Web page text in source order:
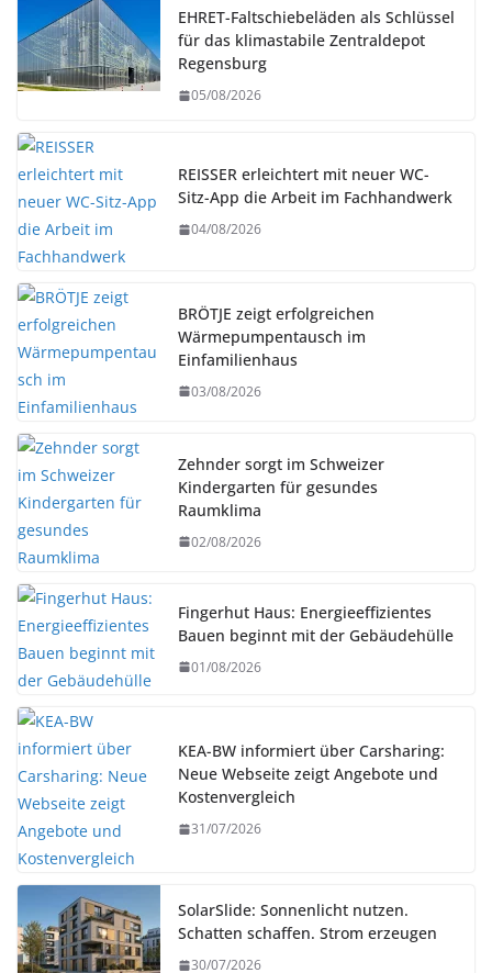
EHRET-Faltschiebeläden als Schlüssel
für das klimastabile Zentraldepot
Regensburg
05/08/2026
REISSER erleichtert mit neuer WC-
Sitz-App die Arbeit im Fachhandwerk
04/08/2026
BRÖTJE zeigt erfolgreichen
Wärmepumpentausch im
Einfamilienhaus
03/08/2026
Zehnder sorgt im Schweizer
Kindergarten für gesundes
Raumklima
02/08/2026
Fingerhut Haus: Energieeffizientes
Bauen beginnt mit der Gebäudehülle
01/08/2026
KEA-BW informiert über Carsharing:
Neue Webseite zeigt Angebote und
Kostenvergleich
31/07/2026
SolarSlide: Sonnenlicht nutzen.
Schatten schaffen. Strom erzeugen
30/07/2026